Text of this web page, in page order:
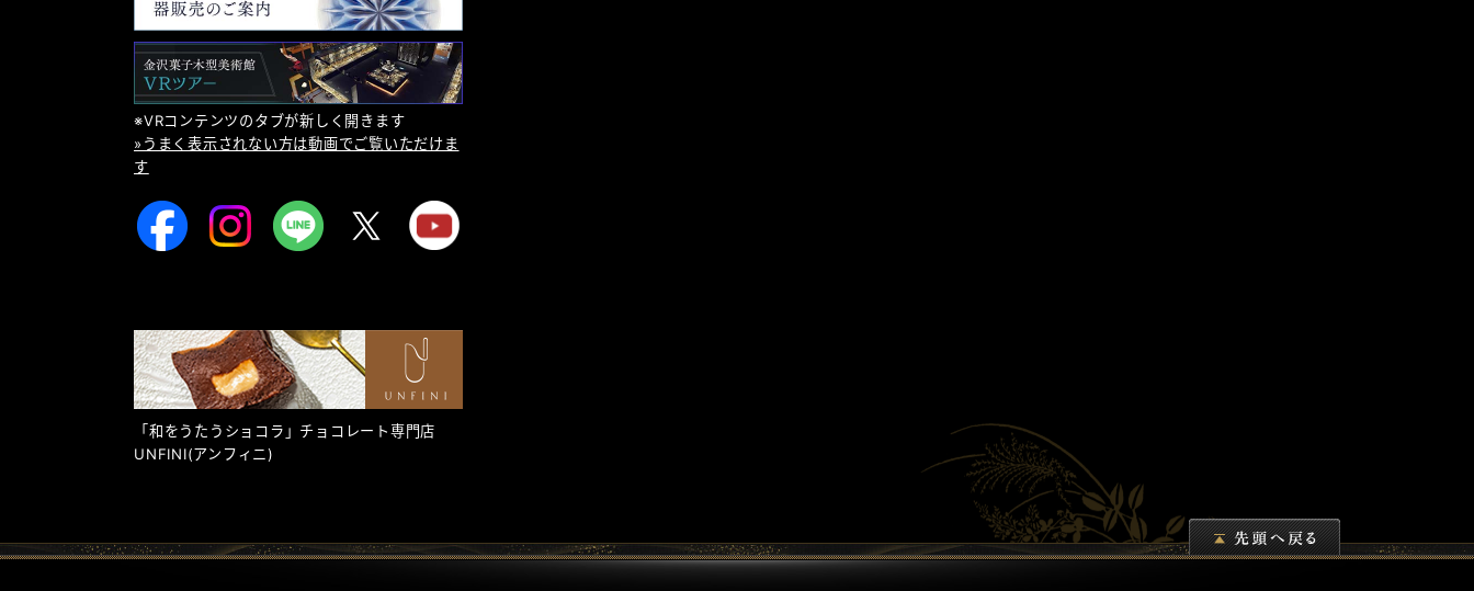
※VRコンテンツのタブが新しく開きます
»うまく表示されない方は動画でご覧いただけま
す
「和をうたうショコラ」チョコレート専門店
UNFINI(アンフィニ)